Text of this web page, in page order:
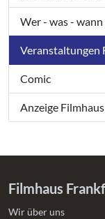
Wer - was -
Veranstaltungen
Comic
Anzeige
Filmhaus
Wir über uns